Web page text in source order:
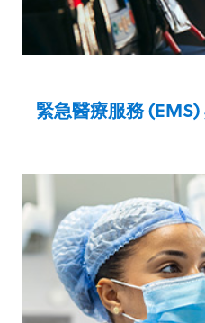
緊急醫療服務
鬥，而我們的產品反應靈
進階技術。
高級救命術
基本救命術
記賬/應收帳款優化
文件記錄、管理與協